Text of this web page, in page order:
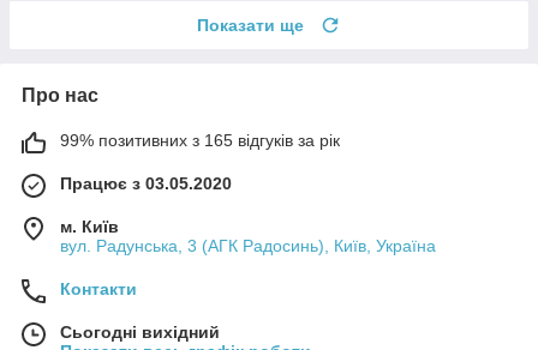
Показати ще
Про нас
99% позитивних з 165 відгуків за рік
Працює з 03.05.2020
м. Київ
вул. Радунська, 3 (АГК Радосинь), Київ, Україна
Контакти
Сьогодні вихідний